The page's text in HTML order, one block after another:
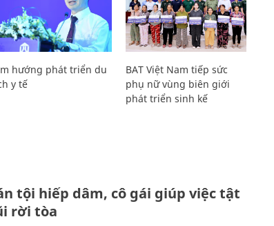
hướng phát triển du
y tế
BAT Việt Nam tiếp sức
phụ nữ vùng biên giới
phát triển sinh kế
tội hiếp dâm, cô gái giúp việc tật
rời tòa